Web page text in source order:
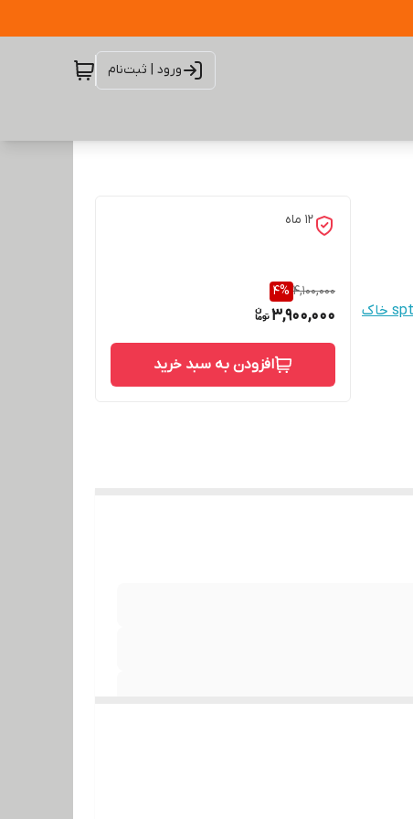
ورود | ثبت‌نام
12 ماه
4,100,000
4%
3,900,000
افزودن به سبد خرید